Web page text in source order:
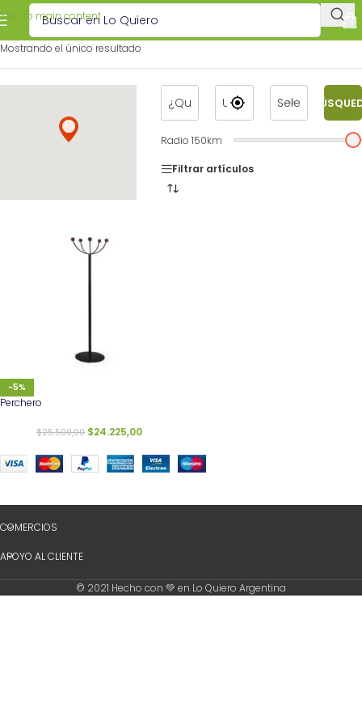
Skip to main content
Mostrando el único resultado
Radio150km
Filtrar artículos
-5%
Perchero
$25.500,00 $24.225,00
COMERCIOS
APOYO AL CLIENTE
© 2021 Hecho con 💚 en Lo Quiero Argentina